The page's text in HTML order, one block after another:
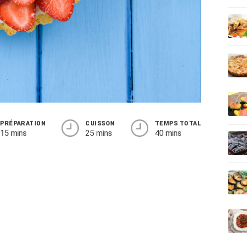
PRÉPARATION
15 mins
CUISSON
25 mins
TEMPS TOTAL
40 mins